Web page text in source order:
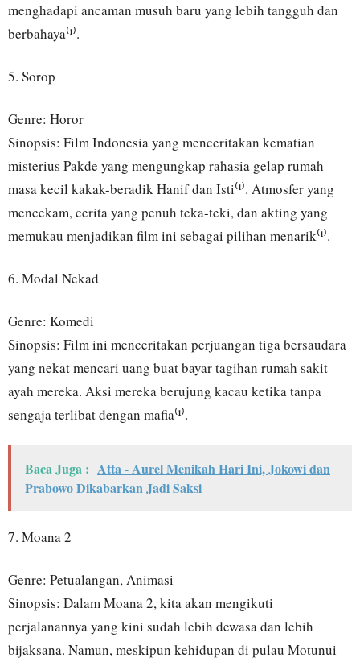
menghadapi ancaman musuh baru yang lebih tangguh dan
berbahaya⁽¹⁾.
5. Sorop
Genre: Horor
Sinopsis: Film Indonesia yang menceritakan kematian
misterius Pakde yang mengungkap rahasia gelap rumah
masa kecil kakak-beradik Hanif dan Isti⁽¹⁾. Atmosfer yang
mencekam, cerita yang penuh teka-teki, dan akting yang
memukau menjadikan film ini sebagai pilihan menarik⁽¹⁾.
6. Modal Nekad
Genre: Komedi
Sinopsis: Film ini menceritakan perjuangan tiga bersaudara
yang nekat mencari uang buat bayar tagihan rumah sakit
ayah mereka. Aksi mereka berujung kacau ketika tanpa
sengaja terlibat dengan mafia⁽¹⁾.
Baca Juga : Atta - Aurel Menikah Hari Ini, Jokowi dan
Prabowo Dikabarkan Jadi Saksi
7. Moana 2
Genre: Petualangan, Animasi
Sinopsis: Dalam Moana 2, kita akan mengikuti
perjalanannya yang kini sudah lebih dewasa dan lebih
bijaksana. Namun, meskipun kehidupan di pulau Motunui